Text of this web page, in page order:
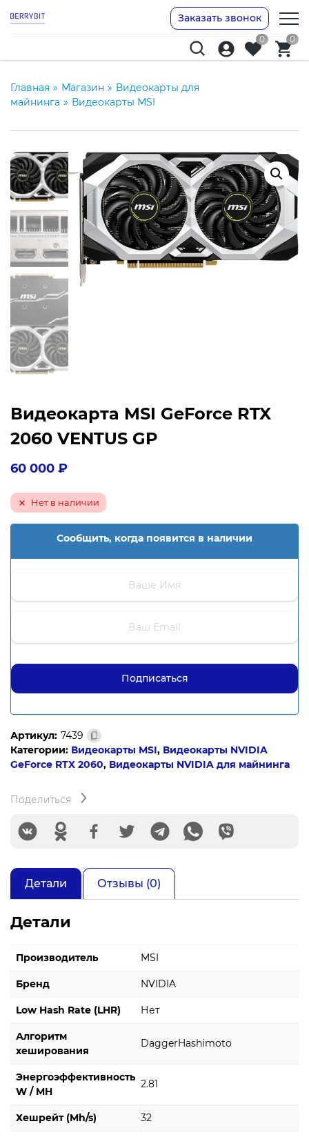
Заказать звонок
0 0
Главная » Магазин » Видеокарты для
майнинга » Видеокарты MSI
Видеокарта MSI GeForce RTX
2060 VENTUS GP
60 000 ₽
Нет в наличии
Сообщить, когда появится в наличии
Артикул: 7439
Категории: Видеокарты MSI, Видеокарты NVIDIA
GeForce RTX 2060, Видеокарты NVIDIA для майнинга
Поделиться
Детали Отзывы (0)
Детали
Производитель MSI
Бренд NVIDIA
Low Hash Rate (LHR) Нет
Алгоритм
хеширования
DaggerHashimoto
Энергоэффективность
W / MH
2.81
Хешрейт (Mh/s) 32